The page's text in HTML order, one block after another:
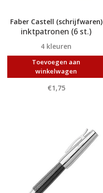
Faber Castell (schrijfwaren)
inktpatronen (6 st.)
4 kleuren
Toevoegen aan
winkelwagen
€1,75